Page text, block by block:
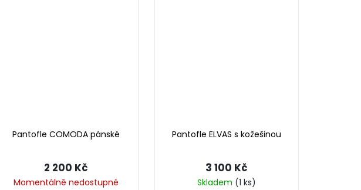
Pantofle COMODA pánské
Momentálně nedostupné
2 200 Kč
Pantofle ELVAS s kožešinou
Skladem (1 ks)
3 100 Kč